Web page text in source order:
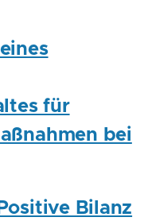
für
bei
Bilanz